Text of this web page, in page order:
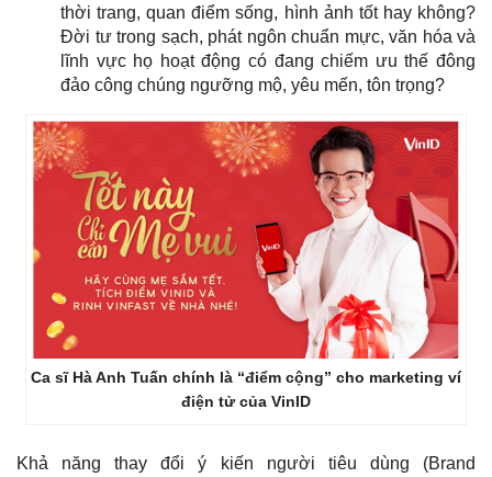
thời trang, quan điểm sống, hình ảnh tốt hay không?
Đời tư trong sạch, phát ngôn chuẩn mực, văn hóa và
lĩnh vực họ hoạt động có đang chiếm ưu thế đông
đảo công chúng ngưỡng mộ, yêu mến, tôn trọng?
Ca sĩ Hà Anh Tuấn chính là “điểm cộng” cho marketing ví
điện tử của VinID
Khả năng thay đổi ý kiến người tiêu dùng (Brand